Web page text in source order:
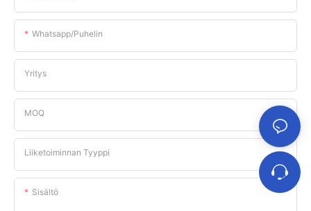
Whatsapp/puhelin
Yritys
MOQ
Liiketoiminnan Tyyppi
Sisältö